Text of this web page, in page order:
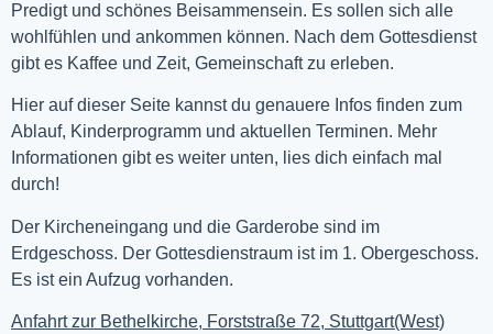
Predigt und schönes Beisammensein. Es sollen sich alle
wohlfühlen und ankommen können. Nach dem Gottesdienst
gibt es Kaffee und Zeit, Gemeinschaft zu erleben.
Hier auf dieser Seite kannst du genauere Infos finden zum
Ablauf, Kinderprogramm und aktuellen Terminen. Mehr
Informationen gibt es weiter unten, lies dich einfach mal
durch!
Der Kircheneingang und die Garderobe sind im
Erdgeschoss. Der Gottesdienstraum ist im 1. Obergeschoss.
Es ist ein Aufzug vorhanden.
Anfahrt zur Bethelkirche, Forststraße 72, Stuttgart(West)